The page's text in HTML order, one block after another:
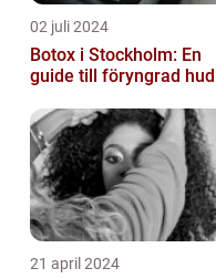
02 juli 2024
Botox i Stockholm: En
guide till föryngrad hud
21 april 2024